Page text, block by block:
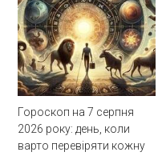
Гороскоп на 7 серпня
2026 року: день, коли
варто перевіряти кожну